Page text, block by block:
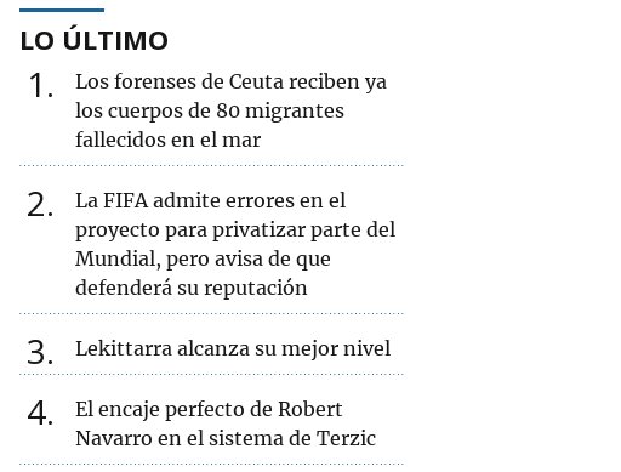
LO ÚLTIMO
1
Los forenses de Ceuta reciben ya
los cuerpos de 80 migrantes
fallecidos en el mar
2
La FIFA admite errores en el
proyecto para privatizar parte del
Mundial, pero avisa de que
defenderá su reputación
3 Lekittarra alcanza su mejor nivel
4
El encaje perfecto de Robert
Navarro en el sistema de Terzic